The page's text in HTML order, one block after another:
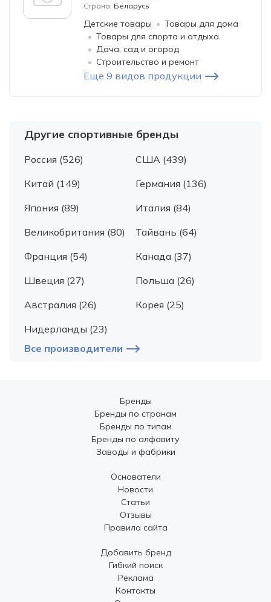
Страна: Беларусь
Детские товары
Товары для дома
Товары для спорта и отдыха
Дача, сад и огород
Строительство и ремонт
Еще 9 видов продукции
Другие спортивные бренды
Россия (526)
США (439)
Китай (149)
Германия (136)
Япония (89)
Италия (84)
Великобритания (80)
Тайвань (64)
Франция (54)
Канада (37)
Швеция (27)
Польша (26)
Австралия (26)
Корея (25)
Нидерланды (23)
Все производители
Бренды
Бренды по странам
Бренды по типам
Бренды по алфавиту
Заводы и фабрики
Основатели
Новости
Статьи
Отзывы
Правила сайта
Добавить бренд
Гибкий поиск
Реклама
Контакты